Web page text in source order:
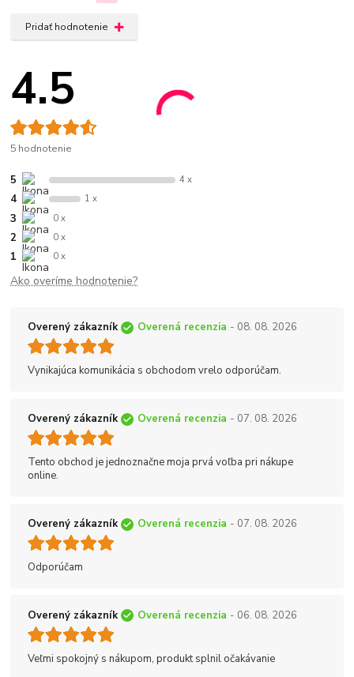
Pridať hodnotenie
4.5
5 hodnotenie
5 4 x
4 1 x
3 0 x
2 0 x
1 0 x
Ako overíme hodnotenie?
Overený zákazník Overená recenzia - 08. 08. 2026
Vynikajúca komunikácia s obchodom vrelo odporúčam.
Overený zákazník Overená recenzia - 07. 08. 2026
Tento obchod je jednoznačne moja prvá voľba pri nákupe
online.
Overený zákazník Overená recenzia - 07. 08. 2026
Odporúčam
Overený zákazník Overená recenzia - 06. 08. 2026
Veľmi spokojný s nákupom, produkt splnil očakávanie